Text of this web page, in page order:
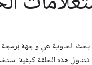
بحث الحاوية هي واجهة برمجة
هذه الحلقة كيفية